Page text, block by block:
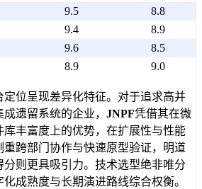
9.5
8.8
9.4
8.9
9.6
8.5
8.9 9.0
定位呈现差异化特征。对于追求高并
遗留系统的企业， JNPF凭借其在微
库丰富度上的优势，在扩展性与性能
跨部门协作与快速原型验证，明道
则更具吸引力。技术选型绝非唯分
成熟度与长期演进路线综合权衡。